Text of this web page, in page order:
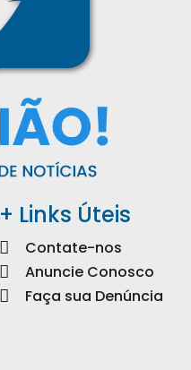
+ Links Úteis
Contate-nos
Anuncie Conosco
Faça sua Denúncia